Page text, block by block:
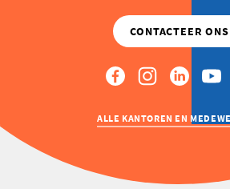
ALLE KANTOREN EN